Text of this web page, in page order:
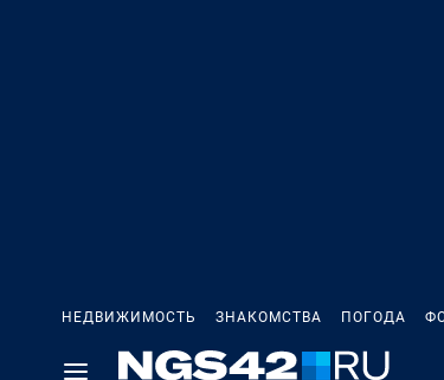
НЕДВИЖИМОСТЬ ЗНАКОМСТВА ПОГОДА